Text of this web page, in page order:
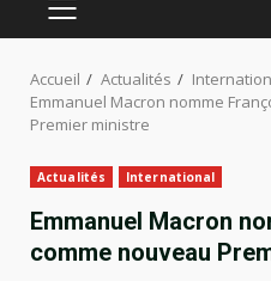
MENU
PRINCIPAL
Accueil Actualités
Emmanuel Macron nomme
Premier ministre
Actualités International
Emmanuel Macron
comme nouveau